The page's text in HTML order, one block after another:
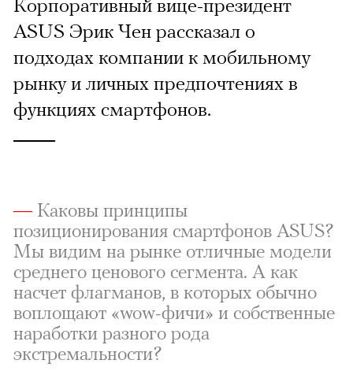
Корпоративный вице-президент
ASUS Эрик Чен рассказал о
подходах компании к мобильному
рынку и личных предпочтениях в
функциях смартфонов.
—Каковы принципы
позиционирования смартфонов ASUS?
Мы видим на рынке отличные модели
среднего ценового сегмента. А как
насчет флагманов, в которых обычно
воплощают «wow-фичи» и собственные
наработки разного рода
экстремальности?